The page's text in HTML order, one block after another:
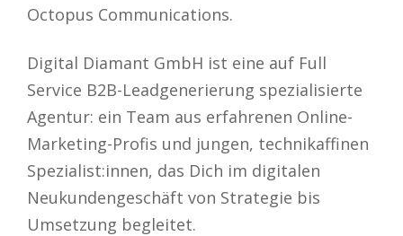
Octopus Communications.
Digital Diamant GmbH ist eine auf Full
Service B2B-Leadgenerierung spezialisierte
Agentur: ein Team aus erfahrenen Online-
Marketing-Profis und jungen, technikaffinen
Spezialist:innen, das Dich im digitalen
Neukundengeschäft von Strategie bis
Umsetzung begleitet.